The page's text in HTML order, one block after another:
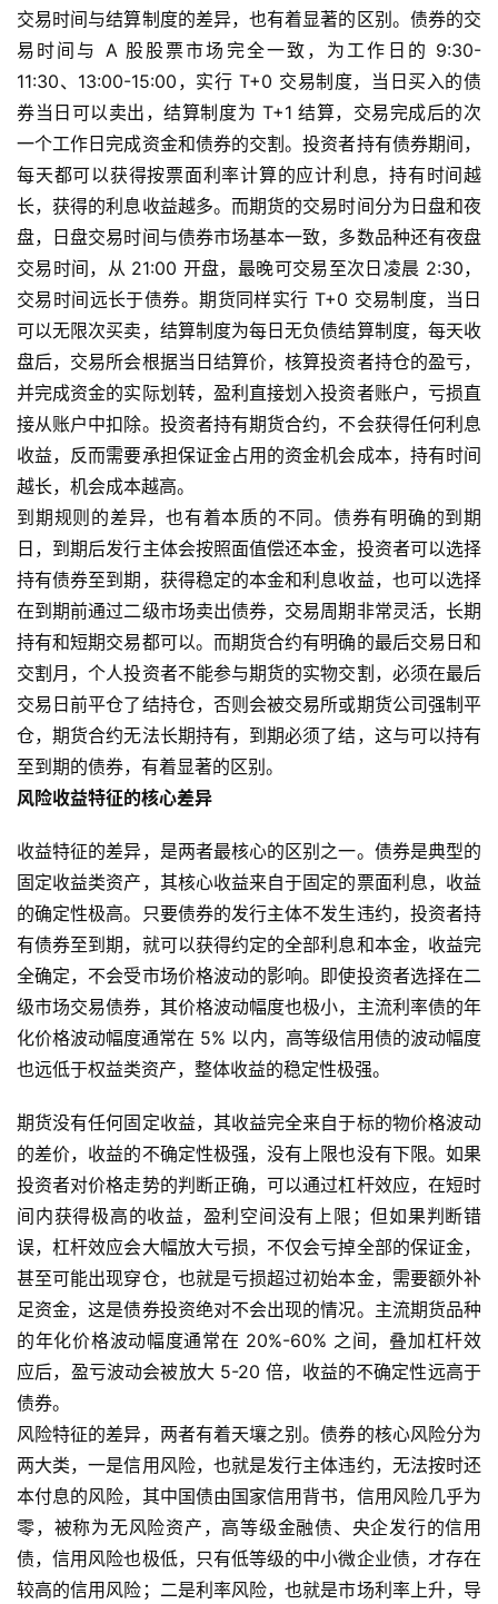
原
油
期
货
国
际
期
货
交易时间与结算制度的差异，也有着显著的区别。债券的交
易时间与 A 股股票市场完全一致，为工作日的 9:30-
11:30、13:00-15:00，实行 T+0 交易制度，当日买入的债
券当日可以卖出，结算制度为 T+1 结算，交易完成后的次
一个工作日完成资金和债券的交割。投资者持有债券期间，
每天都可以获得按票面利率计算的应计利息，持有时间越
长，获得的利息收益越多。而期货的交易时间分为日盘和夜
盘，日盘交易时间与债券市场基本一致，多数品种还有夜盘
交易时间，从 21:00 开盘，最晚可交易至次日凌晨 2:30，
交易时间远长于债券。期货同样实行 T+0 交易制度，当日
可以无限次买卖，结算制度为每日无负债结算制度，每天收
盘后，交易所会根据当日结算价，核算投资者持仓的盈亏，
并完成资金的实际划转，盈利直接划入投资者账户，亏损直
接从账户中扣除。投资者持有期货合约，不会获得任何利息
收益，反而需要承担保证金占用的资金机会成本，持有时间
越长，机会成本越高。
到期规则的差异，也有着本质的不同。债券有明确的到期
日，到期后发行主体会按照面值偿还本金，投资者可以选择
持有债券至到期，获得稳定的本金和利息收益，也可以选择
在到期前通过二级市场卖出债券，交易周期非常灵活，长期
持有和短期交易都可以。而期货合约有明确的最后交易日和
交割月，个人投资者不能参与期货的实物交割，必须在最后
交易日前平仓了结持仓，否则会被交易所或期货公司强制平
仓，期货合约无法长期持有，到期必须了结，这与可以持有
至到期的债券，有着显著的区别。
风险收益特征的核心差异
收益特征的差异，是两者最核心的区别之一。债券是典型的
固定收益类资产，其核心收益来自于固定的票面利息，收益
的确定性极高。只要债券的发行主体不发生违约，投资者持
有债券至到期，就可以获得约定的全部利息和本金，收益完
全确定，不会受市场价格波动的影响。即使投资者选择在二
级市场交易债券，其价格波动幅度也极小，主流利率债的年
化价格波动幅度通常在 5% 以内，高等级信用债的波动幅度
也远低于权益类资产，整体收益的稳定性极强。
期货没有任何固定收益，其收益完全来自于标的物价格波动
的差价，收益的不确定性极强，没有上限也没有下限。如果
投资者对价格走势的判断正确，可以通过杠杆效应，在短时
间内获得极高的收益，盈利空间没有上限；但如果判断错
误，杠杆效应会大幅放大亏损，不仅会亏掉全部的保证金，
甚至可能出现穿仓，也就是亏损超过初始本金，需要额外补
足资金，这是债券投资绝对不会出现的情况。主流期货品种
的年化价格波动幅度通常在 20%-60% 之间，叠加杠杆效
应后，盈亏波动会被放大 5-20 倍，收益的不确定性远高于
债券。
风险特征的差异，两者有着天壤之别。债券的核心风险分为
两大类，一是信用风险，也就是发行主体违约，无法按时还
本付息的风险，其中国债由国家信用背书，信用风险几乎为
零，被称为无风险资产，高等级金融债、央企发行的信用
债，信用风险也极低，只有低等级的中小微企业债，才存在
较高的信用风险；二是利率风险，也就是市场利率上升，导